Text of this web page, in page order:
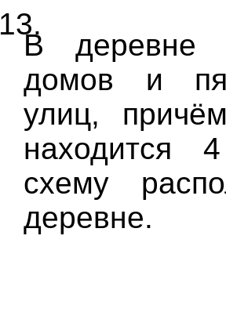
13.
В деревне
домов и
улиц,
находится
схему
деревне.